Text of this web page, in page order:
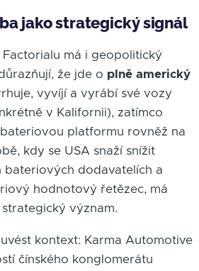
jako strategický signál
má i geopolitický
že jde o plně americký
vyvíjí a vyrábí své vozy
v Kalifornii), zatímco
platformu rovněž na
kdy se USA snaží snížit
bateriových dodavatelích a
hodnotový řetězec, má
význam.
kontext: Karma Automotive
čínského konglomerátu